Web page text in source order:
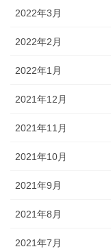
2022年3月
2022年2月
2022年1月
2021年12月
2021年11月
2021年10月
2021年9月
2021年8月
2021年7月